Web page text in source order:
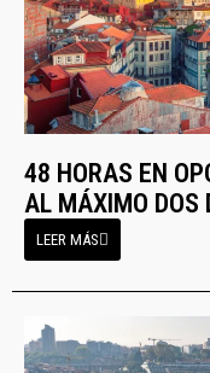
48 HORAS EN
AL MÁXIMO DOS
LEER MÁS